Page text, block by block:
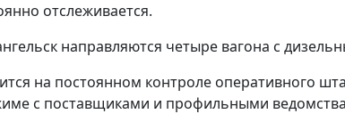
отслеживается.
направляются четыре вагона с
на постоянном контроле оперативного
с поставщиками и профильными